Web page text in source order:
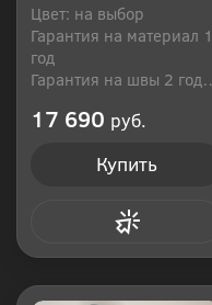
Цвет: на выбор
Гарантия на материал 1
год
Гарантия на швы 2 года
17 690 руб.
Купить